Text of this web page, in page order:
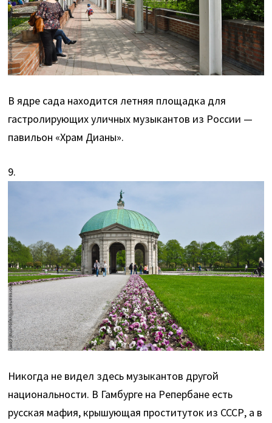
В ядре сада находится летняя площадка для
гастролирующих уличных музыкантов из России —
павильон «Храм Дианы».
9.
Никогда не видел здесь музыкантов другой
национальности. В Гамбурге на Репербане есть
русская мафия, крышующая проституток из СССР, а в